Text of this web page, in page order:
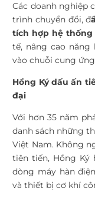
Các doanh nghiệp
trình chuyển đổi, đ
tích hợp hệ thống
tế, nâng cao năng
vào chuỗi cung
Hồng Ký dấu ấn
đại
Với hơn 35 năm
danh sách những
Việt Nam. Không
tiên tiến, Hồng Ký
dòng máy hàn
và thiết bị cơ khí